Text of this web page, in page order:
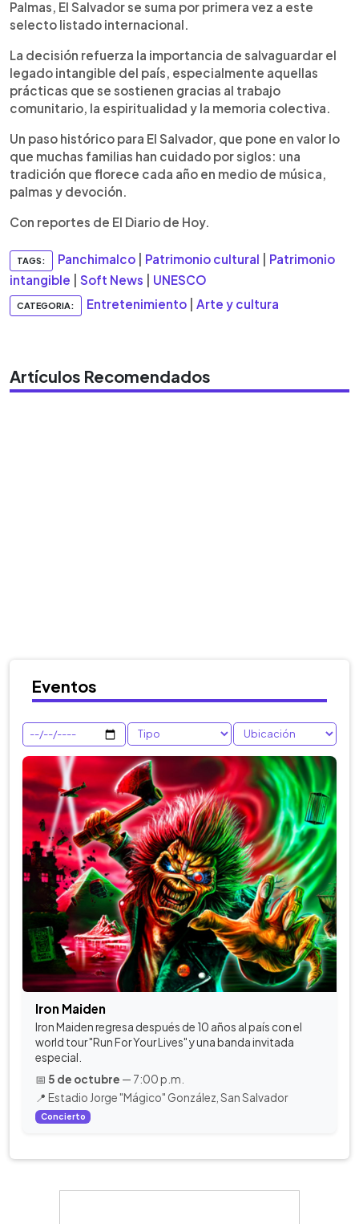
Palmas, El Salvador se suma por primera vez a este
selecto listado internacional.
La decisión refuerza la importancia de salvaguardar el
legado intangible del país, especialmente aquellas
prácticas que se sostienen gracias al trabajo
comunitario, la espiritualidad y la memoria colectiva.
Un paso histórico para El Salvador, que pone en valor lo
que muchas familias han cuidado por siglos: una
tradición que florece cada año en medio de música,
palmas y devoción.
Con reportes de El Diario de Hoy.
TAGS: Panchimalco Patrimonio cultural
Patrimonio
intangible
Soft News UNESCO
CATEGORIA: Entretenimiento Arte y cultura
Artículos Recomendados
Eventos
Iron Maiden
Iron Maiden regresa después de 10 años al país con el
world tour "Run For Your Lives" y una banda invitada
especial.
📅 5 de octubre — 7:00 p.m.
📍 Estadio Jorge "Mágico" González, San Salvador
Concierto